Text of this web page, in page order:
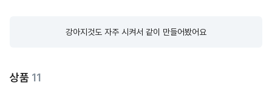
강아지것도 자주 시켜서 같이 만들어봤어요
상품 11